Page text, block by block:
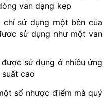
van dạng kẹp
sử dụng một bên của
sử dụng như một van
sử dụng ở nhiều ứng
cao
số nhược điểm mà quý